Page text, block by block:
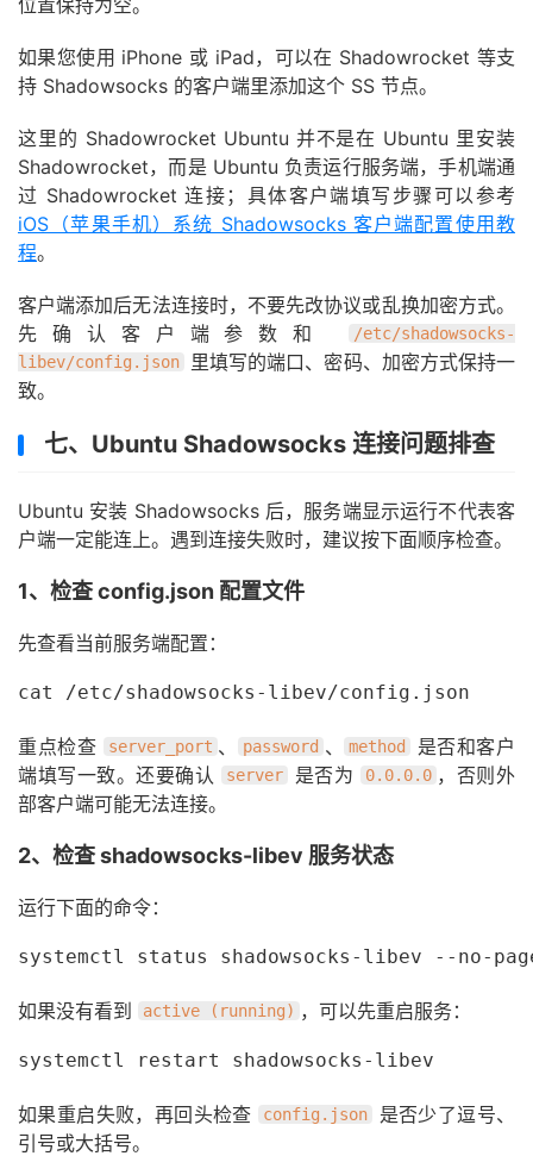
位置保持为空。
如果您使用 iPhone 或 iPad，可以在 Shadowrocket 等支
持 Shadowsocks 的客户端里添加这个 SS 节点。
这里的 Shadowrocket Ubuntu 并不是在 Ubuntu 里安装
Shadowrocket，而是 Ubuntu 负责运行服务端，手机端通
过 Shadowrocket 连接；具体客户端填写步骤可以参考
iOS（苹果手机）系统 Shadowsocks 客户端配置使用教
程。
客户端添加后无法连接时，不要先改协议或乱换加密方式。
先确认客户端参数和
/etc/shadowsocks-
libev/config.json
里填写的端口、密码、加密方式保持一
致。
七、Ubuntu Shadowsocks 连接问题排查
Ubuntu 安装 Shadowsocks 后，服务端显示运行不代表客
户端一定能连上。遇到连接失败时，建议按下面顺序检查。
1、检查 config.json 配置文件
先查看当前服务端配置：
cat /etc/shadowsocks-libev/config.json
重点检查 server_port 、 password 、 method
是否和客户
端填写一致。还要确认
server 是否为 0.0.0.0 ，否则外
部客户端可能无法连接。
2、检查 shadowsocks-libev 服务状态
运行下面的命令：
systemctl status shadowsocks-libev --no-
如果没有看到 active (running) ，可以先重启服务：
systemctl restart shadowsocks-libev
如果重启失败，再回头检查 config.json
是否少了逗号、
引号或大括号。